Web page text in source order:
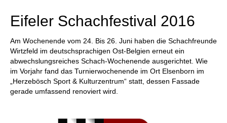
Eifeler Schachfestival 2016
Am Wochenende vom 24. Bis 26. Juni haben die Schachfreunde
Wirtzfeld im deutschsprachigen Ost-Belgien erneut ein
abwechslungsreiches Schach-Wochenende ausgerichtet. Wie
im Vorjahr fand das Turnierwochenende im Ort Elsenborn im
„Herzebösch Sport & Kulturzentrum“ statt, dessen Fassade
gerade umfassend renoviert wird.